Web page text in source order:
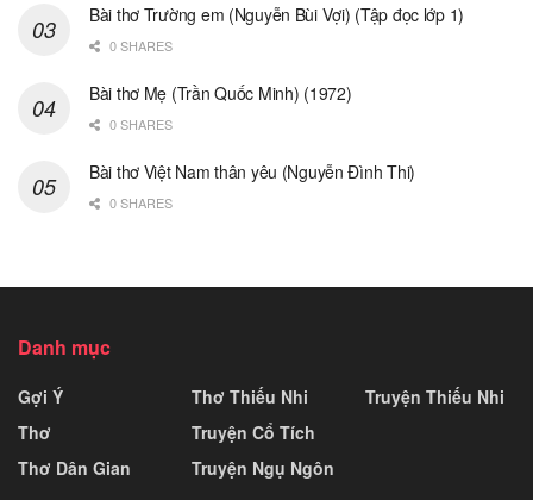
Bài thơ Trường em (Nguyễn Bùi Vợi) (Tập đọc lớp 1)
0 SHARES
Bài thơ Mẹ (Trần Quốc Minh) (1972)
0 SHARES
Bài thơ Việt Nam thân yêu (Nguyễn Đình Thi)
0 SHARES
Danh mục
Gợi Ý
Thơ
Thơ Dân Gian
Thơ Thiếu Nhi
Truyện Cổ Tích
Truyện Ngụ Ngôn
Truyện Thiếu Nhi